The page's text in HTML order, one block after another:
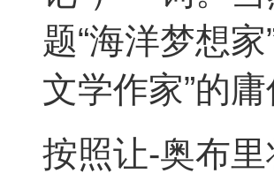
题“海洋梦想
文学作家”的
按照让-奥布